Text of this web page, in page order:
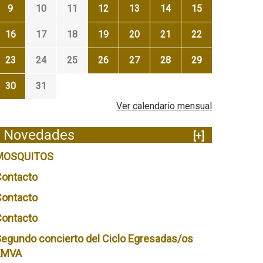
9 10 11 12 13 14 15
16 17 18 19 20 21 22
23 24 25 26 27 28 29
30
31
Ver calendario mensual
Novedades
[+]
concierto del Ciclo Egresadas/os